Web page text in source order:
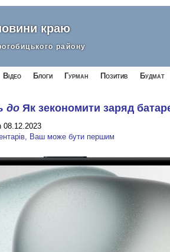
краю
району
Відео Блоги Гурман Позитив Будмат
до Як зекономити заряд
08.12.2023
Ваш може бути першим